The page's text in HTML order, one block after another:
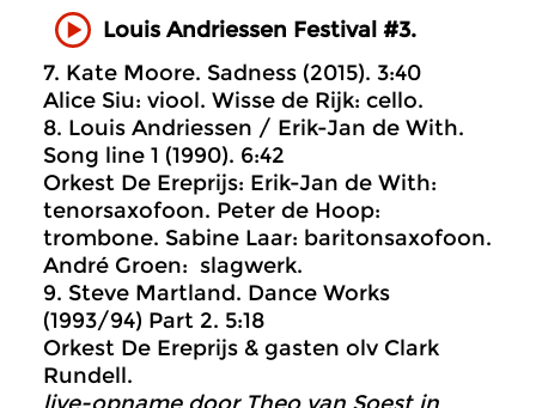
Louis Andriessen Festival #3.
7. Kate Moore. Sadness (2015). 3:40
Alice Siu: viool. Wisse de Rijk: cello.
8. Louis Andriessen / Erik-Jan de With.
Song line 1 (1990). 6:42
Orkest De Ereprijs: Erik-Jan de With:
tenorsaxofoon. Peter de Hoop:
trombone. Sabine Laar: baritonsaxofoon.
André Groen: slagwerk.
9. Steve Martland. Dance Works
(1993/94) Part 2. 5:18
Orkest De Ereprijs & gasten olv Clark
Rundell.